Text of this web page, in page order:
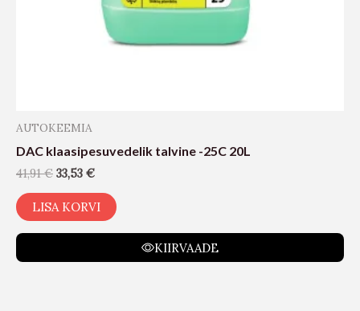
AUTOKEEMIA
DAC klaasipesuvedelik talvine -25C 20L
41,91€ 33,53 €
LISA KORVI
KIIRVAADE